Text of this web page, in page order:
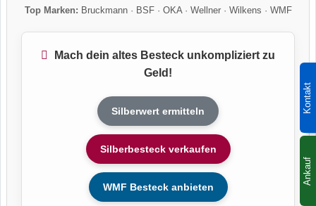
Kontakt
Ankauf
Top Marken: Bruckmann· BSF· OKA· Wellner· Wilkens · WMF
Mach dein altes Besteck unkompliziert zu
Geld!
Silberwert ermitteln
Silberbesteck verkaufen
WMF Besteck anbieten